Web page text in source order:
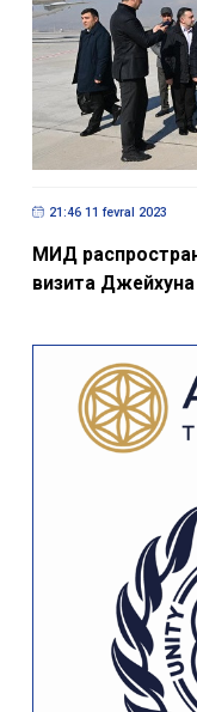
21:46 11 fevral 2023
МИД
визита